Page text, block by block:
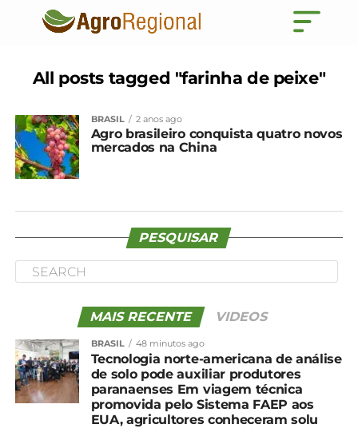
All posts tagged "farinha de peixe"
BRASIL 2 anos ago
Agro brasileiro conquista quatro novos
mercados na China
PESQUISAR
MAIS RECENTE VIDEOS
BRASIL 48 minutos ago
Tecnologia norte-americana de análise
de solo pode auxiliar produtores
paranaenses Em viagem técnica
promovida pelo Sistema FAEP aos
EUA, agricultores conheceram solu